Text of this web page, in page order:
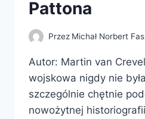
Pattona
Przez Michał Norbert
Autor: Martin van
wojskowa nigdy nie
szczególnie chętnie
nowożytnej